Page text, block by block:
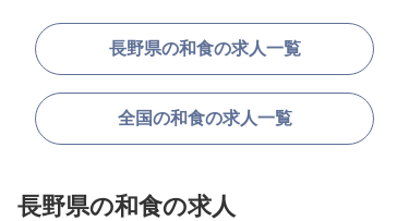
長野県の和食の求人一覧
全国の和食の求人一覧
長野県の和食の求人